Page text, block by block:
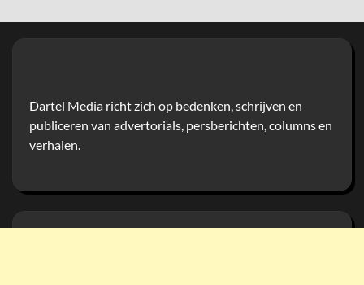
Dartel Media richt zich op bedenken, schrijven en
publiceren van advertorials, persberichten, columns en
verhalen.